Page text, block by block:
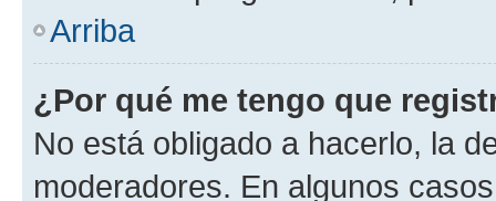
Arriba
¿Por qué me tengo que
No está obligado a hacerlo, la
moderadores. En algunos